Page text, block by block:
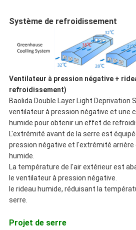
Système de refroidissement
Ventilateur à pression négative +
refroidissement)
Baolida Double Layer Light Deprivation
ventilateur à pression négative et une
humide pour obtenir un effet de
L'extrémité avant de la serre est
pression négative et l'extrémité arrière
humide.
La température de l'air extérieur est
le ventilateur à pression négative.
le rideau humide, réduisant la
serre.
Projet de serre